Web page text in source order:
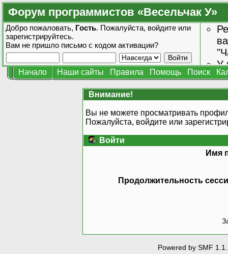
Форум программистов «Весельчак У»
Добро пожаловать, Гость. Пожалуйста, войдите или
зарегистрируйтесь.
Вам не пришло письмо с кодом активации?
У
Начало Наши сайты Правила Помощь Поиск
Внимание!
Вы не можете просматривать
Пожалуйста, войдите или
Войти
Имя
Продолжительность
Powered by SMF